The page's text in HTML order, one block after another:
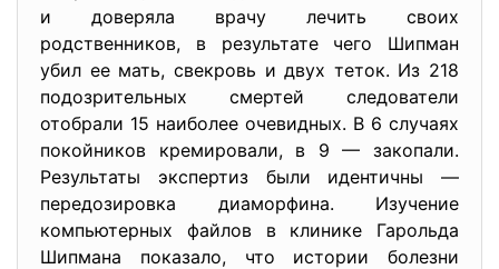
и доверяла врачу лечить своих
родственников, в результате чего Шипман
убил ее мать, свекровь и двух теток. Из 218
подозрительных смертей следователи
отобрали 15 наиболее очевидных. В 6 случаях
покойников кремировали, в 9 — закопали.
Результаты экспертиз были идентичны —
передозировка диаморфина. Изучение
компьютерных файлов в клинике Гарольда
Шипмана показало, что истории болезни